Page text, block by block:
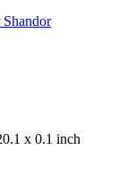
x 0.1 inch